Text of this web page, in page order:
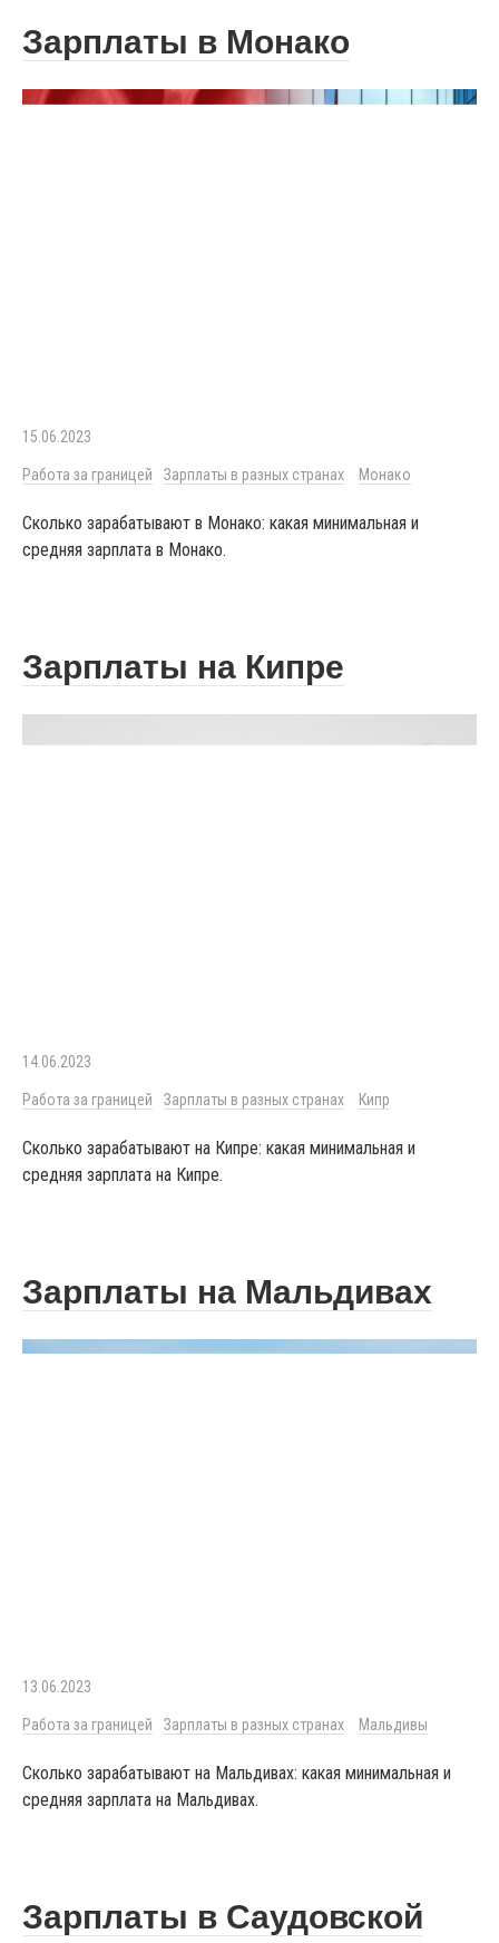
Зарплаты в Монако
15.06.2023
Работа за границей Зарплаты в разных странах Монако
Сколько зарабатывают в Монако: какая минимальная и
средняя зарплата в Монако.
Зарплаты на Кипре
14.06.2023
Работа за границей Зарплаты в разных странах Кипр
Сколько зарабатывают на Кипре: какая минимальная и
средняя зарплата на Кипре.
Зарплаты на Мальдивах
13.06.2023
Работа за границей Зарплаты в разных странах Мальдивы
Сколько зарабатывают на Мальдивах: какая минимальная и
средняя зарплата на Мальдивах.
Зарплаты в Саудовской